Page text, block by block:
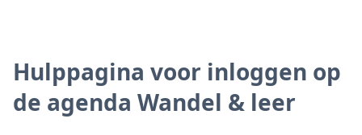
Hulppagina voor inloggen op
de agenda Wandel & leer